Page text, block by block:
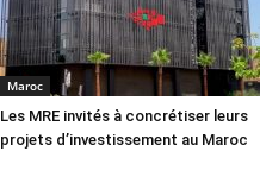
Maroc
Les MRE invités à concrétiser leurs
projets d’investissement au Maroc